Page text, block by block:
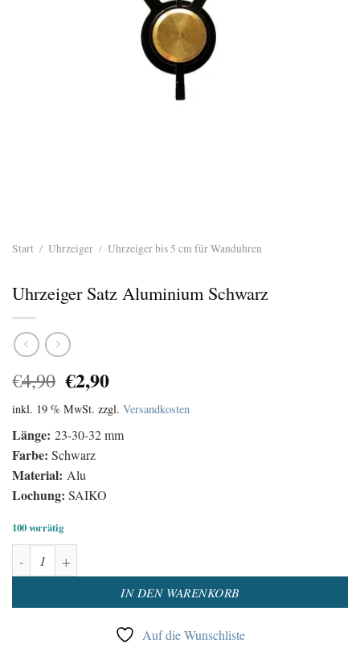
Start / Uhrzeiger / Uhrzeiger bis 5 cm für Wanduhren
Uhrzeiger Satz Aluminium Schwarz
€4,90 Ursprünglicher
Preis
war:
€4,90
€2,90Aktueller
Preis
ist:
€2,90.
inkl. 19 % MwSt. zzgl. Versandkosten
Länge: 23-30-32 mm
Farbe: Schwarz
Material: Alu
Lochung: SAIKO
100 vorrätig
Uhrzeiger Satz Aluminium Schwarz Menge
IN DEN WARENKORB
Alternative:
Auf die Wunschliste